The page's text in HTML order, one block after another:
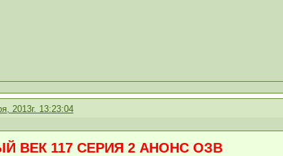
2013г. 13:23:04
ВЕК 117 СЕРИЯ 2 АНОНС ОЗВ